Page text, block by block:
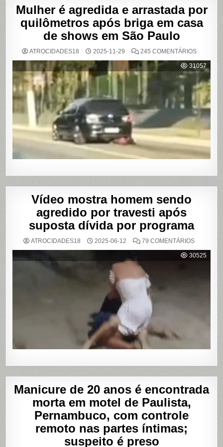
Mulher é agredida e arrastada por
quilômetros após briga em casa
de shows em São Paulo
ATROCIDADES18 2025-11-29 245 COMENTÁRIOSEM
É
E
POR
APÓS
BRIGA
EM
CASA
SHOWS
SÃO
PAULO
31057
Vídeo mostra homem sendo
agredido por travesti após
suposta dívida por programa
ATROCIDADES18 2025-06-12 79 COMENTÁRIOSEM
MOSTRA
HOMEM
30525
Manicure de 20 anos é encontrada
morta em motel de Paulista,
Pernambuco, com controle
remoto nas partes íntimas;
suspeito é preso